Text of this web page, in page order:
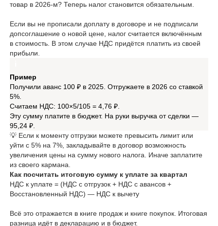
товар в 2026-м? Теперь налог становится обязательным.
Если вы не прописали доплату в договоре и не подписали
допсоглашение о новой цене, налог считается включённым
в стоимость. В этом случае НДС придётся платить из своей
прибыли.
Пример
Получили аванс 100 ₽ в 2025. Отгружаете в 2026 со ставкой
5%.
Считаем НДС: 100×5/105 = 4,76 ₽.
Эту сумму платите в бюджет. На руки выручка от сделки —
95,24 ₽.
💡 Если к моменту отгрузки можете превысить лимит или
уйти с 5% на 7%, закладывайте в договор возможность
увеличения цены на сумму нового налога. Иначе заплатите
из своего кармана.
Как посчитать итоговую сумму к уплате за квартал
НДС к уплате = (НДС с отгрузок + НДС с авансов +
Восстановленный НДС) — НДС к вычету
Всё это отражается в книге продаж и книге покупок. Итоговая
разница идёт в декларацию и в бюджет.